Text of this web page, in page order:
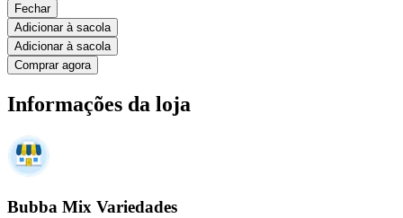
Fechar
Adicionar à sacola
Adicionar à sacola
Comprar agora
Informações da loja
Bubba Mix Variedades